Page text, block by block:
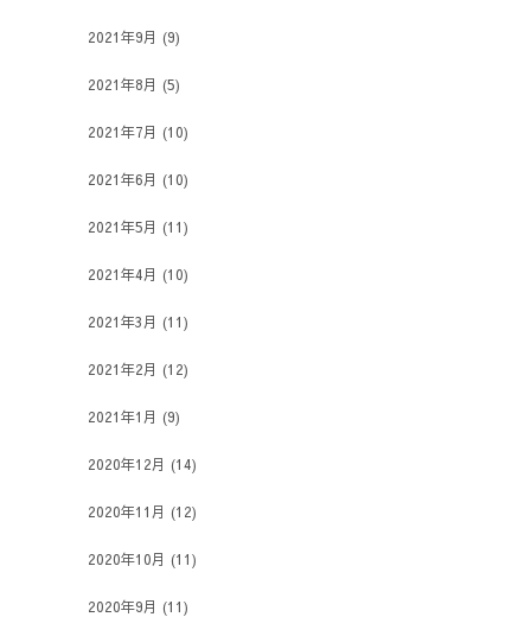
2021年9月 (9)
2021年8月 (5)
2021年7月 (10)
2021年6月 (10)
2021年5月 (11)
2021年4月 (10)
2021年3月 (11)
2021年2月 (12)
2021年1月 (9)
2020年12月 (14)
2020年11月 (12)
2020年10月 (11)
2020年9月 (11)